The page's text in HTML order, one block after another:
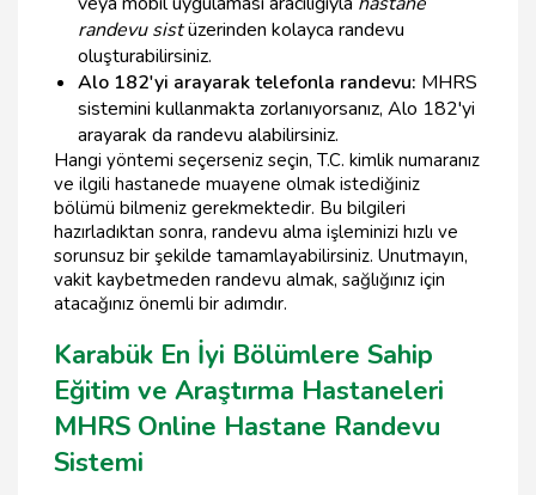
randevu sistüzerinden kolayca randevu
oluşturabilirsiniz.
Alo 182'yi arayarak telefonla randevu: MHRS
sistemini kullanmakta zorlanıyorsanız, Alo 182'yi
arayarak da randevu alabilirsiniz.
Hangi yöntemi seçerseniz seçin, T.C. kimlik numaranız
ve ilgili hastanede muayene olmak istediğiniz
bölümü bilmeniz gerekmektedir. Bu bilgileri
hazırladıktan sonra, randevu alma işleminizi hızlı ve
sorunsuz bir şekilde tamamlayabilirsiniz. Unutmayın,
vakit kaybetmeden randevu almak, sağlığınız için
atacağınız önemli bir adımdır.
Karabük En İyi Bölümlere Sahip
Eğitim ve Araştırma Hastaneleri
MHRS Online Hastane Randevu
Sistemi